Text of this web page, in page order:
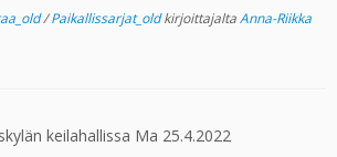
/Paikallissarjat_oldkirjoittajaltaAnna-Riikka
keilahallissa Ma 25.4.2022